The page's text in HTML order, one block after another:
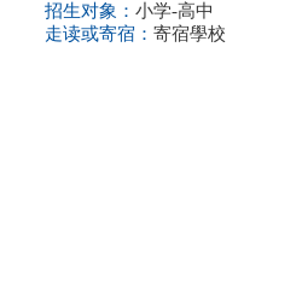
招生对象： 小学-高中
走读或寄宿： 寄宿學校